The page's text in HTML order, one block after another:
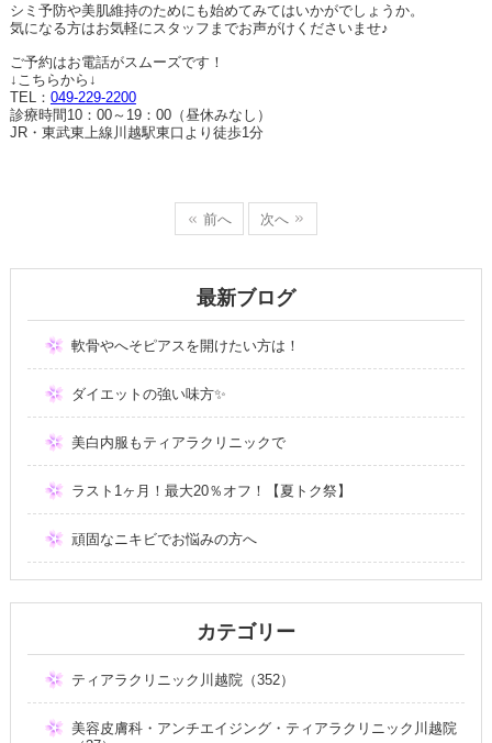
シミ予防や美肌維持のためにも始めてみてはいかがでしょうか。
気になる方はお気軽にスタッフまでお声がけくださいませ♪
ご予約はお電話がスムーズです！
↓ こちらから ↓
TEL ： 049-229-2200
診療時間10： 00～ 19： 00（昼休みなし）
JR・東武東上線川越駅東口より徒歩1分
前へ 次へ
最新ブログ
軟骨やへそピアスを開けたい方は！
ダイエットの強い味方✨
美白内服もティアラクリニックで
ラスト1ヶ月！最大20％オフ！【夏トク祭】
頑固なニキビでお悩みの方へ
カテゴリー
ティアラクリニック川越院（352）
美容皮膚科・アンチエイジング・ティアラクリニック川越院